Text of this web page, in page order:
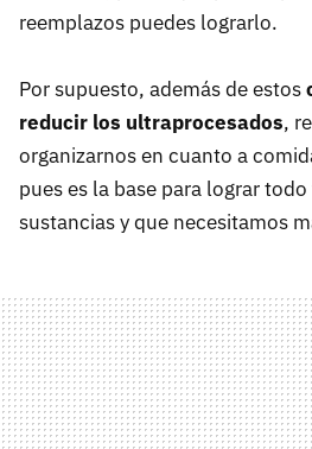
reemplazos puedes lograrlo.
Por supuesto, además de estos
reducir los ultraprocesados,
organizarnos en cuanto a
pues es la base para lograr
sustancias y que necesitamos